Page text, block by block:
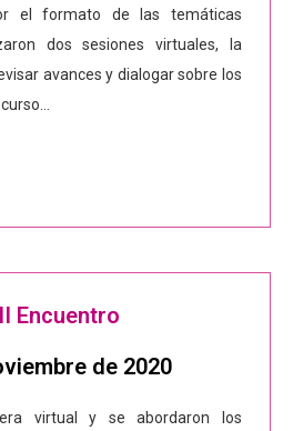
el formato de las temáticas
dos sesiones virtuales, la
avances y dialogar sobre los
Encuentro
de 2020
virtual y se abordaron los